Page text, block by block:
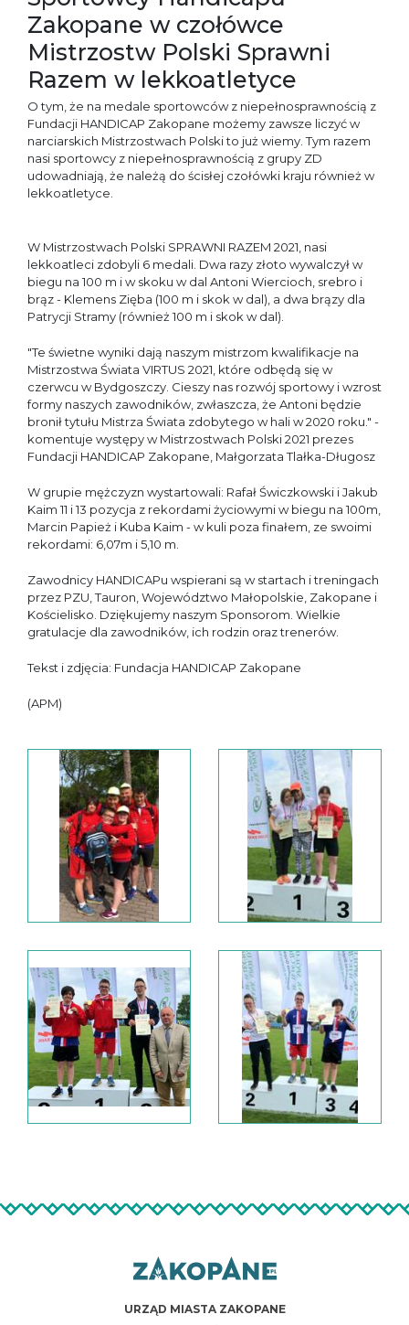
Zakopane w czołówce
Mistrzostw Polski Sprawni
Razem w lekkoatletyce
O tym, że na medale sportowców z niepełnosprawnością z
Fundacji HANDICAP Zakopane możemy zawsze liczyć w
narciarskich Mistrzostwach Polski to już wiemy. Tym razem
nasi sportowcy z niepełnosprawnością z grupy ZD
udowadniają, że należą do ścisłej czołówki kraju również w
lekkoatletyce.
W Mistrzostwach Polski SPRAWNI RAZEM 2021, nasi
lekkoatleci zdobyli 6 medali. Dwa razy złoto wywalczył w
biegu na 100 m i w skoku w dal Antoni Wiercioch, srebro i
brąz - Klemens Zięba (100 m i skok w dal), a dwa brązy dla
Patrycji Stramy (również 100 m i skok w dal).
"Te świetne wyniki dają naszym mistrzom kwalifikacje na
Mistrzostwa Świata VIRTUS 2021, które odbędą się w
czerwcu w Bydgoszczy. Cieszy nas rozwój sportowy i wzrost
formy naszych zawodników, zwłaszcza, że Antoni będzie
bronił tytułu Mistrza Świata zdobytego w hali w 2020 roku." -
komentuje występy w Mistrzostwach Polski 2021 prezes
Fundacji HANDICAP Zakopane, Małgorzata Tlałka-Długosz
W grupie mężczyzn wystartowali: Rafał Świczkowski i Jakub
Kaim 11 i 13 pozycja z rekordami życiowymi w biegu na 100m,
Marcin Papież i Kuba Kaim - w kuli poza finałem, ze swoimi
rekordami: 6,07m i 5,10 m.
Zawodnicy HANDICAPu wspierani są w startach i treningach
przez PZU, Tauron, Województwo Małopolskie, Zakopane i
Kościelisko. Dziękujemy naszym Sponsorom. Wielkie
gratulacje dla zawodników, ich rodzin oraz trenerów.
Tekst i zdjęcia: Fundacja HANDICAP Zakopane
(APM)
URZĄD MIASTA ZAKOPANE